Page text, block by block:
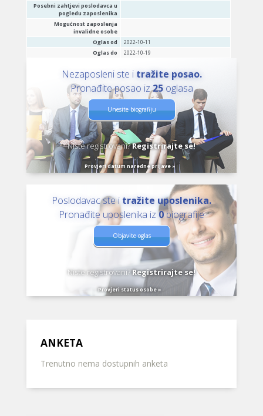
Posebni zahtjevi poslodavca u
pogledu zaposlenika
Mogućnost zaposlenja
invalidne osobe
Oglas od
2022-10-11
Oglas do
2022-10-19
Nezaposleni ste i tražite posao.
Pronađite posao iz25oglasa
Unesite biografiju
Niste registrovani?Registrirajte se!
Provjeri datum naredne prijave »
Poslodavac ste i tražite uposlenika.
Pronađite uposlenika iz 0biografije
Objavite oglas
Niste registrovani?Registrirajte se!
Provjeri status osobe »
ANKETA
Trenutno nema dostupnih anketa